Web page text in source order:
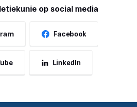
op social media
Facebook
LinkedIn